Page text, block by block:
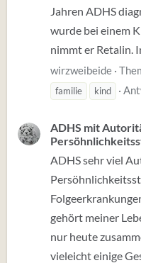
Jahren ADHS
wurde bei einem
nimmt er Retalin.
wirzweibeide
familie
kind
ADHS mit
ADHS sehr viel
gehört meiner
nur heute
vieleicht einige